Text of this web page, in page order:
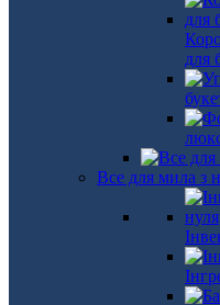
для
Все для мила з